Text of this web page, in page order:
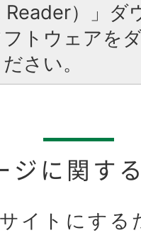
）」ダ
トウェアを
さい。
ジに関す
イトにする